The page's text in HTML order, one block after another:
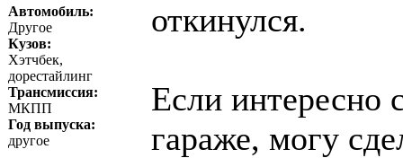
Автомобиль:
Другое
Кузов:
Хэтчбек,
дорестайлинг
Трансмиссия:
МКПП
Год выпуска:
другое
откинулся.
Если интересно
гараже, могу